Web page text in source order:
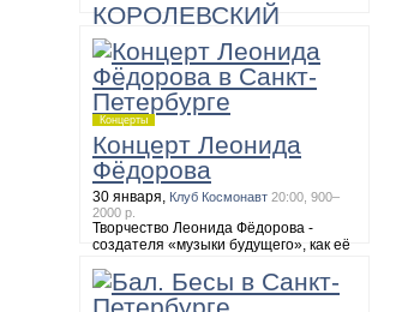
КОРОЛЕВСКИЙ
ОРКЕСТР
КОНСЕРТГЕБАУ и
Государственный
академический хор
«Латвия»
8 ноября,Большой зал академической
Филармонии имени Д.Шостаковича
МАЛЕР. Симфония №2
Концерты
Концерт Леонида
Фёдорова
30 января, Клуб Космонавт 20:00, 900–
2000 р.
Творчество Леонида Фёдорова -
создателя «музыки будущего», как её
послушать 30 января на сольном
концерте. Музыкант исполнит